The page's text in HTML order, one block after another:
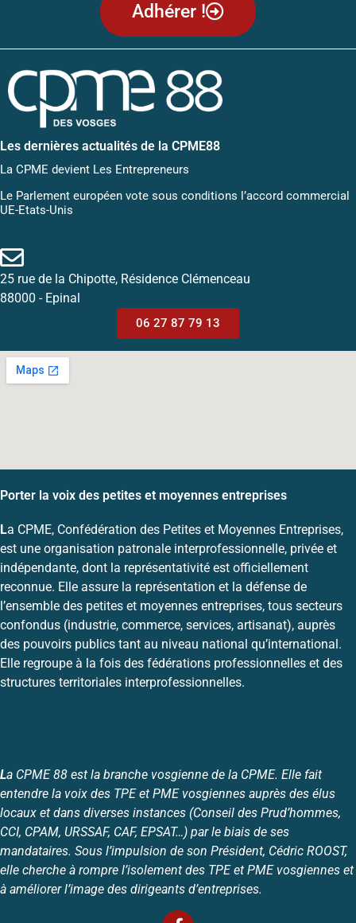
Adhérer !
Les dernières actualités de la CPME88
La CPME devient Les Entrepreneurs
Le Parlement européen vote sous conditions l’accord commercial
UE-Etats-Unis
25 rue de la Chipotte, Résidence Clémenceau
88000 - Epinal
06 27 87 79 13
Porter la voix des petites et moyennes entreprises
La CPME, Confédération des Petites et Moyennes Entreprises,
est une organisation patronale interprofessionnelle, privée et
indépendante, dont la représentativité est officiellement
reconnue. Elle assure la représentation et la défense de
l’ensemble des petites et moyennes entreprises, tous secteurs
confondus (industrie, commerce, services, artisanat), auprès
des pouvoirs publics tant au niveau national qu’international.
Elle regroupe à la fois des fédérations professionnelles et des
structures territoriales interprofessionnelles.
La CPME 88 est la branche vosgienne de la CPME. Elle fait
entendre la voix des TPE et PME vosgiennes auprès des élus
locaux et dans diverses instances (Conseil des Prud’hommes,
CCI, CPAM, URSSAF, CAF, EPSAT…) par le biais de ses
mandataires. Sous l’impulsion de son Président, Cédric ROOST,
elle cherche à rompre l’isolement des TPE et PME vosgiennes et
à améliorer l’image des dirigeants d’entreprises.